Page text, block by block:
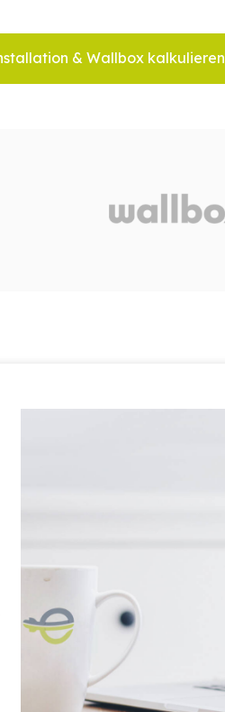
& Wallbox kalkulieren